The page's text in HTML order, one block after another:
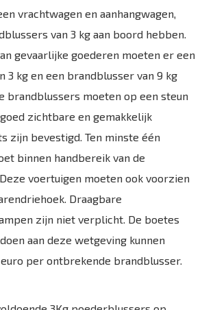
vrachtwagen en aanhangwagen,
van 3 kg aan boord hebben.
gevaarlijke goederen moeten er een
3 kg en een brandblusser van 9 kg
brandblussers moeten op een steun
zichtbare en gemakkelijk
zijn bevestigd. Ten minste één
binnen handbereik van de
voertuigen moeten ook voorzien
Draagbare
zijn niet verplicht. De boetes
aan deze wetgeving kunnen
per ontbrekende brandblusser.